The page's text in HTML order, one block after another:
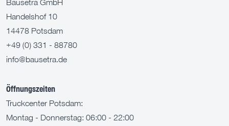
Bausetra GmbH
Handelshof 10
14478 Potsdam
+49 (0) 331 - 88780
info@bausetra.de
Öffnungszeiten
Truckcenter Potsdam:
Montag - Donnerstag: 06:00 - 22:00